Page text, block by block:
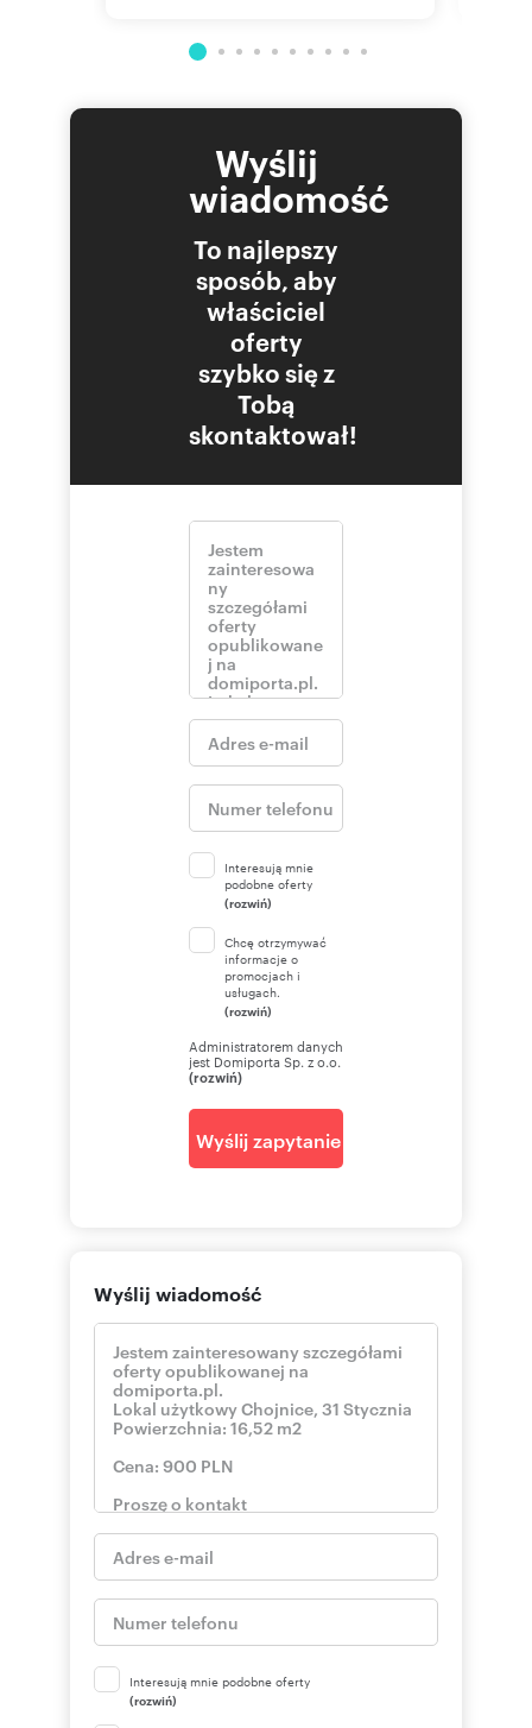
Wyślij
wiadomość
To najlepszy
sposób, aby
właściciel
oferty
szybko się z
Tobą
skontaktował!
Interesują mnie
podobne oferty
(rozwiń)
Chcę otrzymywać
informacje o
promocjach i
usługach.
(rozwiń)
Administratorem danych
jest Domiporta Sp. z o.o.
(rozwiń)
Wyślij zapytanie
Wyślij wiadomość
Interesują mnie podobne oferty
(rozwiń)